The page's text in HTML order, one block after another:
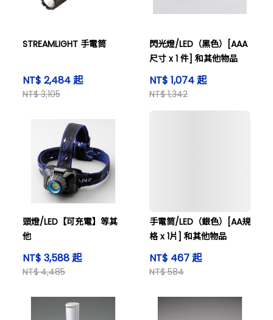
STREAMLIGHT 手電筒
NT$ 2,484 起
NT$ 3,105
閃光燈/LED（黑色）[AAA
尺寸 x 1 件] 和其他物品
NT$ 1,074 起
NT$ 1,342
頭燈/LED【可充電】等其
他
NT$ 3,588 起
NT$ 4,485
手電筒/LED（銀色）[AA規
格 x 1片] 和其他物品
NT$ 467 起
NT$ 584